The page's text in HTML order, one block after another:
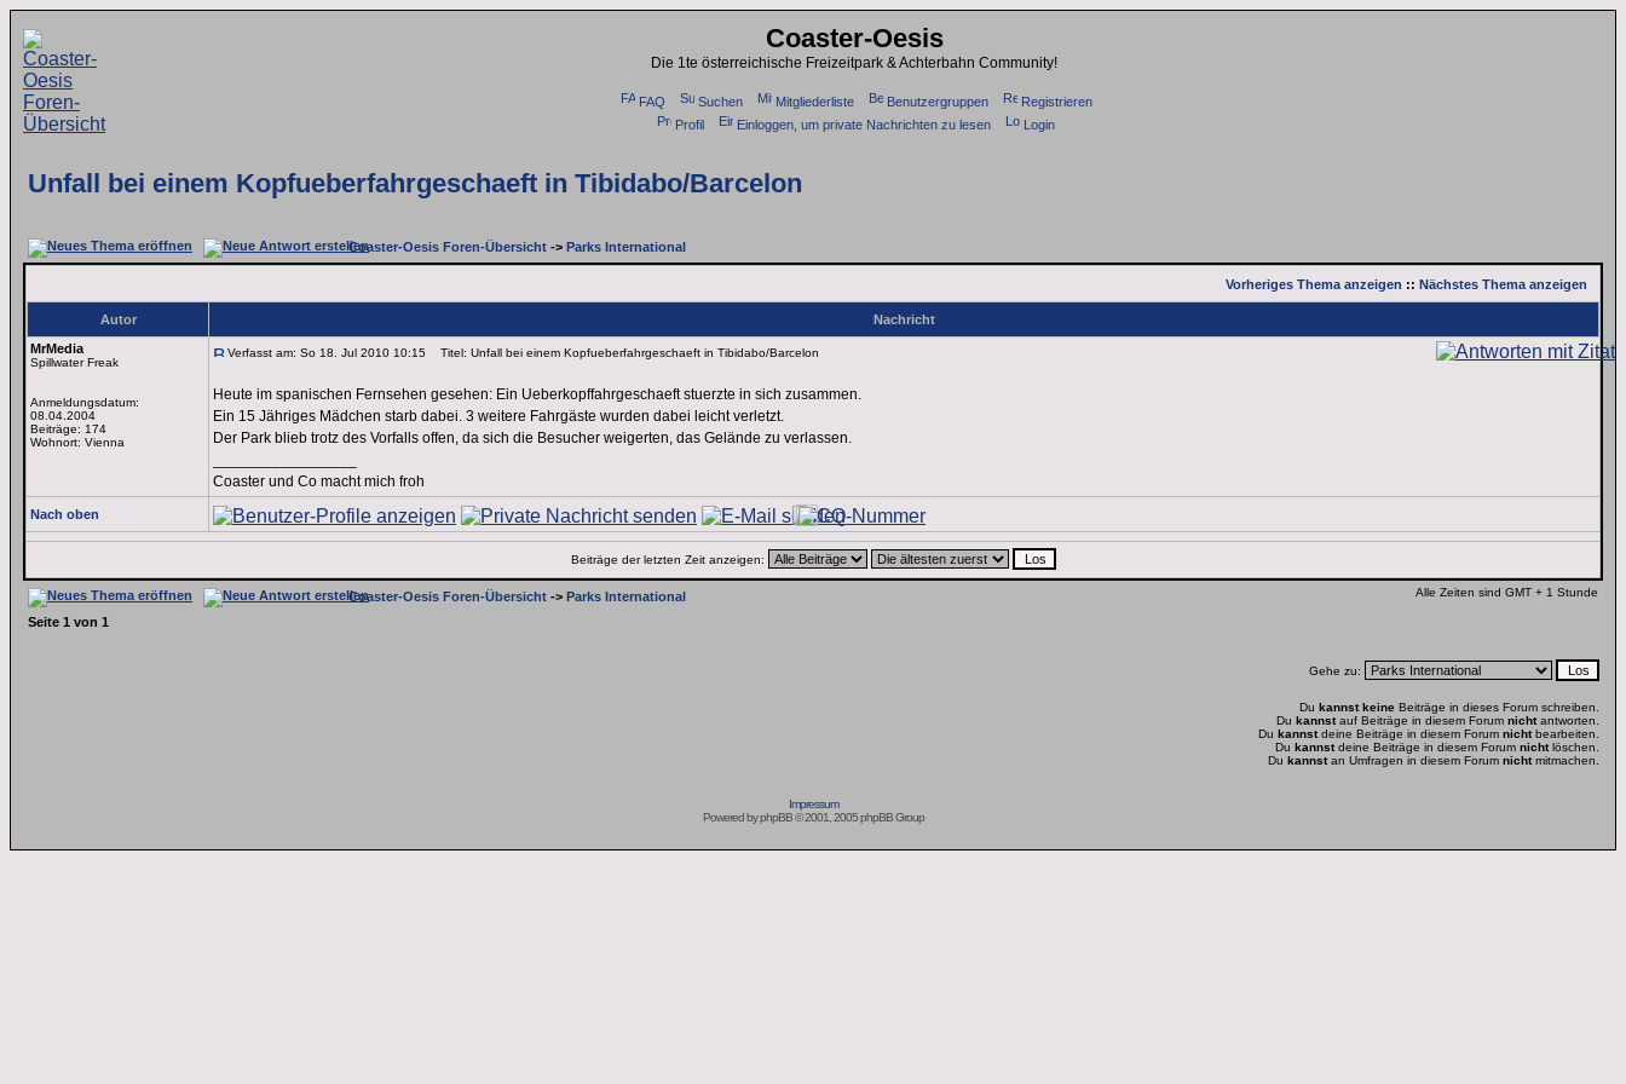
Coaster-Oesis
Die 1te österreichische Freizeitpark & Achterbahn Community!
FAQ Suchen Mitgliederliste Benutzergruppen
Registrieren
Profil
Einloggen, um private Nachrichten zu lesen Login
Unfall bei einem Kopfueberfahrgeschaeft in Tibidabo/Barcelon
Coaster-Oesis Foren-Übersicht -> Parks International
Vorheriges Thema anzeigen :: Nächstes Thema anzeigen
Autor
Nachricht
MrMedia
Spillwater Freak
Anmeldungsdatum:
08.04.2004
Beiträge: 174
Wohnort: Vienna
Verfasst am: So 18. Jul 2010 10:15 Titel: Unfall bei einem Kopfueberfahrgeschaeft in Tibidabo/Barcelon
Heute im spanischen Fernsehen gesehen: Ein Ueberkopffahrgeschaeft stuerzte in sich zusammen.
Ein 15 Jähriges Mädchen starb dabei. 3 weitere Fahrgäste wurden dabei leicht verletzt.
Der Park blieb trotz des Vorfalls offen, da sich die Besucher weigerten, das Gelände zu verlassen.
Coaster und Co macht mich froh
Nach oben
Beiträge der letzten Zeit anzeigen:
Coaster-Oesis Foren-Übersicht -> Parks International Alle Zeiten sind GMT + 1 Stunde
Seite 1 von 1
Gehe zu:
Du kannst keine Beiträge in dieses Forum schreiben.
Du kannstauf Beiträge in diesem Forum nichtantworten.
Du kannstdeine Beiträge in diesem Forum nichtbearbeiten.
Du kannstdeine Beiträge in diesem Forum nichtlöschen.
Du kannstan Umfragen in diesem Forum nichtmitmachen.
Impressum
Powered byphpBB© 2001, 2005 phpBB Group